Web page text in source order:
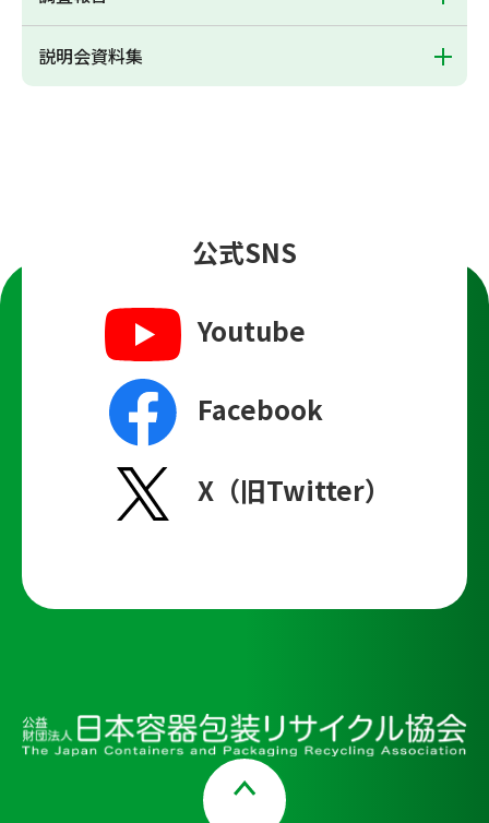
説明会資料集
公式SNS
Youtube
Facebook
X（旧Twitter）